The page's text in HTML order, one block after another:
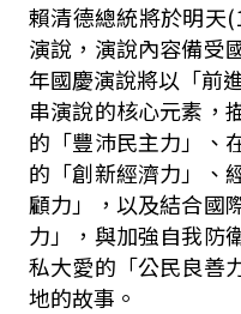
賴清德總統將於明天
演說，演說內容備受
年國慶演說將以「前
串演說的核心元素，
的「豐沛民主力」、
的「創新經濟力」、
顧力」，以及結合國
力」，與加強自我防
私大愛的「公民良善
地的故事。